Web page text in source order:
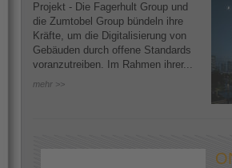
Projekt - Die Fagerhult Group und
die Zumtobel Group bündeln ihre
Kräfte, um die Digitalisierung von
Gebäuden durch offene Standards
voranzutreiben. Im Rahmen ihrer...
mehr >>